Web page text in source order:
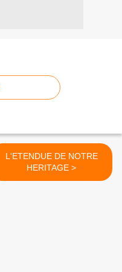
L'ETENDUE DE NOTRE
HERITAGE >